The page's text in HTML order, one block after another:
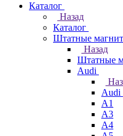
Каталог
Назад
Каталог
Штатные
Назад
Штатные
Audi
Audi
A1
A3
A4